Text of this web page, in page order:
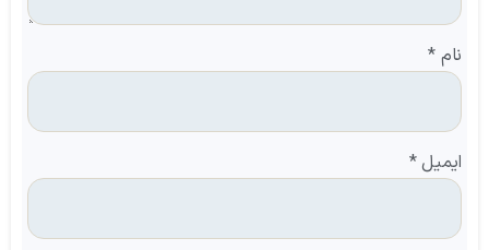
نام *
ایمیل*